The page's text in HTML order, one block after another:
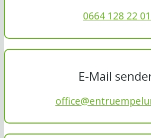
0664 128 22 01
E-Mail